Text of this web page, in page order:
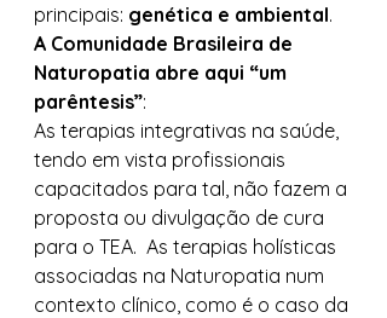
principais: genética e ambiental.
A Comunidade Brasileira de
Naturopatia abre aqui “um
parêntesis”:
As terapias integrativas na saúde,
tendo em vista profissionais
capacitados para tal, não fazem a
proposta ou divulgação de cura
para o TEA.  As terapias holísticas
associadas na Naturopatia num
contexto clínico, como é o caso da